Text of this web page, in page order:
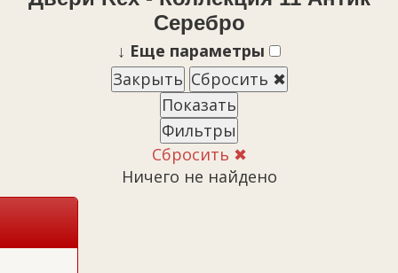
Серебро
↓ Еще параметры
Закрыть Сбросить ✖
Показать
Фильтры
Сбросить ✖
Ничего не найдено